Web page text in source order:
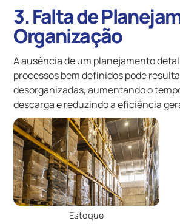
3. Falta de
Organização
A ausência de um planejamento
processos bem definidos pode
desorganizadas, aumentando o
descarga e reduzindo a eficiência
Estoque